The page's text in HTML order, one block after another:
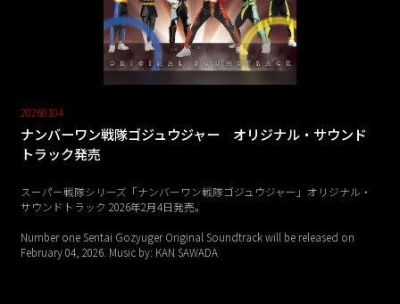
20260104
ナンバーワン戦隊ゴジュウジャー オリジナル・サウンド
トラック発売
スーパー戦隊シリーズ「ナンバーワン戦隊ゴジュウジャー」オリジナル・
サウンドトラック 2026年2月4日発売。
Number one Sentai Gozyuger Original Soundtrack will be released on
February 04, 2026. Music by: KAN SAWADA